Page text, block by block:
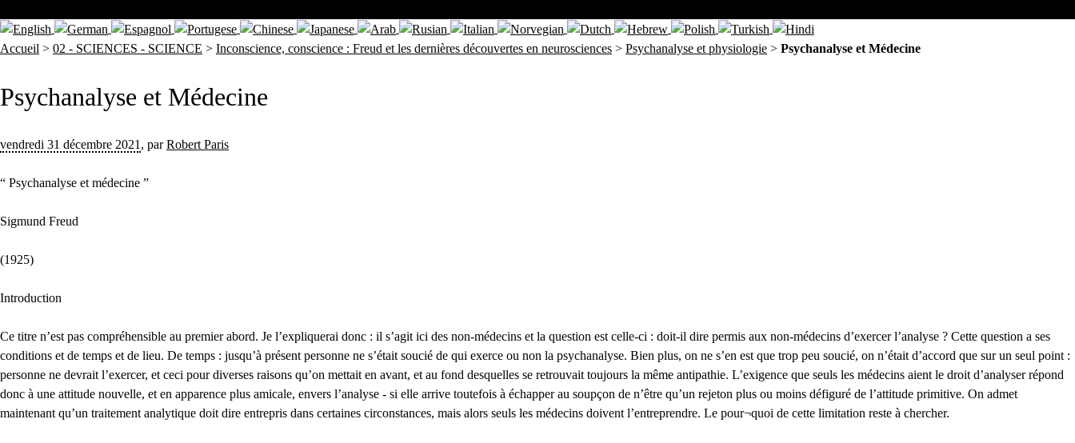
Accueil > 02 - SCIENCES - SCIENCE > Inconscience, conscience : Freud et les dernières découvertes en neurosciences > Psychanalyse et physiologie > Psychanalyse et Médecine
Psychanalyse et Médecine
vendredi 31 décembre 2021 , parRobert Paris
“ Psychanalyse et médecine ”
Sigmund Freud
(1925)
Introduction
Ce titre n’est pas compréhensible au premier abord. Je l’expliquerai donc : il s’agit ici des non-médecins et la question est celle-ci : doit-il dire permis aux non-médecins d’exercer l’analyse ? Cette question a ses
conditions et de temps et de lieu. De temps : jusqu’à présent personne ne s’était soucié de qui exerce ou non la psychanalyse. Bien plus, on ne s’en est que trop peu soucié, on n’était d’accord que sur un seul point :
personne ne devrait l’exercer, et ceci pour diverses raisons qu’on mettait en avant, et au fond desquelles se retrouvait toujours la même antipathie. L’exigence que seuls les médecins aient le droit d’analyser répond
donc à une attitude nouvelle, et en apparence plus amicale, envers l’analyse - si elle arrive toutefois à échapper au soupçon de n’être qu’un rejeton plus ou moins défiguré de l’attitude primitive. On admet
maintenant qu’un traitement analytique doit dire entrepris dans certaines circonstances, mais alors seuls les médecins doivent l’entreprendre. Le pour¬quoi de cette limitation reste à chercher.